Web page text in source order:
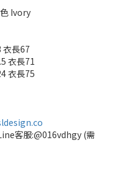
Ivory
衣長67
衣長71
衣長75
客服:@016vdhgy (需